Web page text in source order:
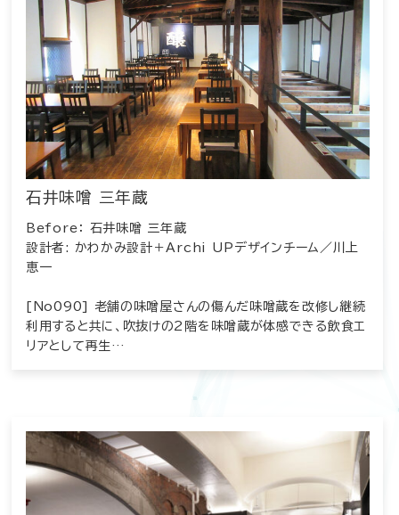
石井味噌 三年蔵
Before： 石井味噌 三年蔵
設計者: かわかみ設計＋Archi UPデザインチーム／川上
恵一
[No090] 老舗の味噌屋さんの傷んだ味噌蔵を改修し継続
利用すると共に、吹抜けの2階を味噌蔵が体感できる飲食エ
リアとして再生…